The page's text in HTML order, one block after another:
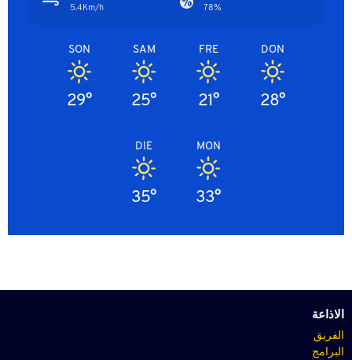
78%
5.4Km/h
DON
28°
FRE
21°
SAM
25°
SON
29°
MON
33°
DIE
35°
الاذاعة
الفريق
البرامج